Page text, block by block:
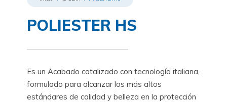
POLIESTER HS
Es un Acabado catalizado con tecnología italiana,
formulado para alcanzar los más altos
estándares de calidad y belleza en la protección